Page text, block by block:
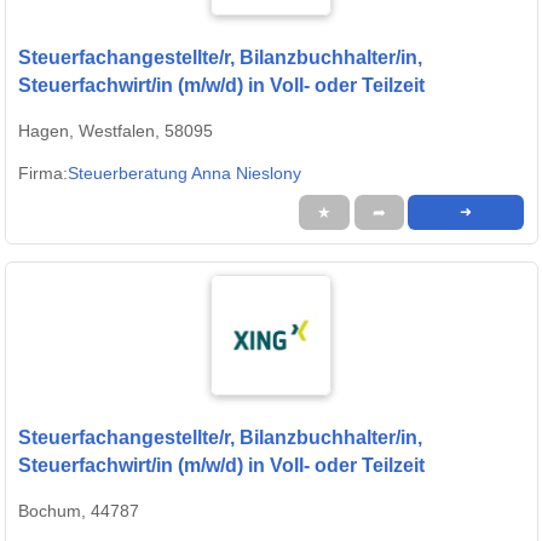
Steuerfachangestellte/r, Bilanzbuchhalter/in,
Steuerfachwirt/in (m/w/d) in Voll- oder Teilzeit
Hagen, Westfalen, 58095
Firma:Steuerberatung Anna Nieslony
★ ➦ ➜
Steuerfachangestellte/r, Bilanzbuchhalter/in,
Steuerfachwirt/in (m/w/d) in Voll- oder Teilzeit
Bochum, 44787